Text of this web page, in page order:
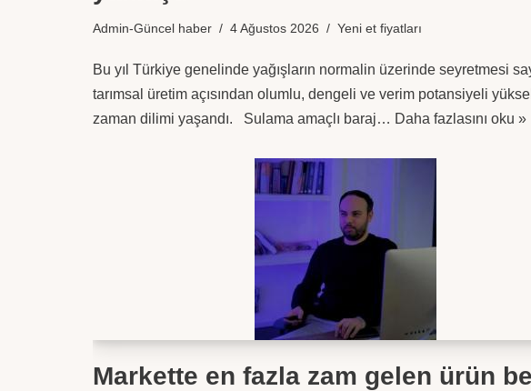
Admin-Güncel haber 4 Ağustos 2026 Yeni et fiyatları
Bu yıl Türkiye genelinde yağışların normalin üzerinde seyretmesi
tarımsal üretim açısından olumlu, dengeli ve verim potansiyeli
zaman dilimi yaşandı. Sulama amaçlı baraj… Daha fazlasını oku »
Markette en fazla zam gelen ürün